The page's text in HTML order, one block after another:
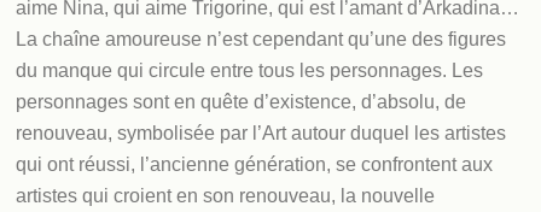
aime Nina, qui aime Trigorine, qui est l’amant d’Arkadina…
La chaîne amoureuse n’est cependant qu’une des figures
du manque qui circule entre tous les personnages. Les
personnages sont en quête d’existence, d’absolu, de
renouveau, symbolisée par l’Art autour duquel les artistes
qui ont réussi, l’ancienne génération, se confrontent aux
artistes qui croient en son renouveau, la nouvelle